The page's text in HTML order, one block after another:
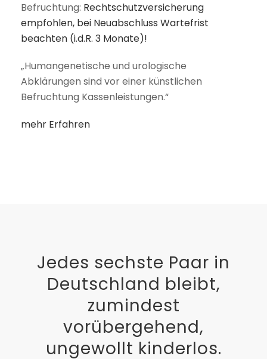
Befruchtung: Rechtschutzversicherung
empfohlen, bei Neuabschluss Wartefrist
beachten (i.d.R. 3 Monate)!
„Humangenetische und urologische
Abklärungen sind vor einer künstlichen
Befruchtung Kassenleistungen.“
mehr Erfahren
Jedes sechste Paar in
Deutschland bleibt,
zumindest
vorübergehend,
ungewollt kinderlos.